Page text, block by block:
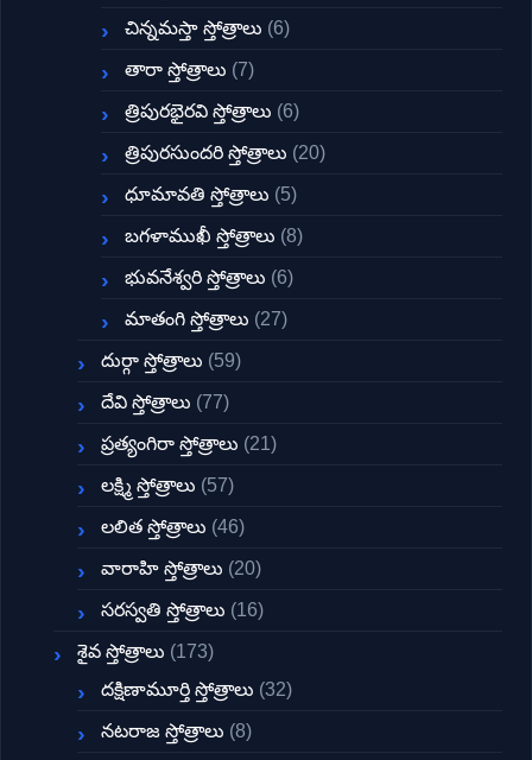
చిన్నమస్తా స్తోత్రాలు (6)
తారా స్తోత్రాలు (7)
త్రిపురభైరవి స్తోత్రాలు (6)
త్రిపురసుందరి స్తోత్రాలు (20)
ధూమావతి స్తోత్రాలు (5)
బగళాముఖీ స్తోత్రాలు (8)
భువనేశ్వరి స్తోత్రాలు (6)
మాతంగి స్తోత్రాలు (27)
దుర్గా స్తోత్రాలు (59)
దేవి స్తోత్రాలు (77)
ప్రత్యంగిరా స్తోత్రాలు (21)
లక్ష్మి స్తోత్రాలు (57)
లలిత స్తోత్రాలు (46)
వారాహి స్తోత్రాలు (20)
సరస్వతి స్తోత్రాలు (16)
శైవ స్తోత్రాలు (173)
దక్షిణామూర్తి స్తోత్రాలు (32)
నటరాజ స్తోత్రాలు (8)